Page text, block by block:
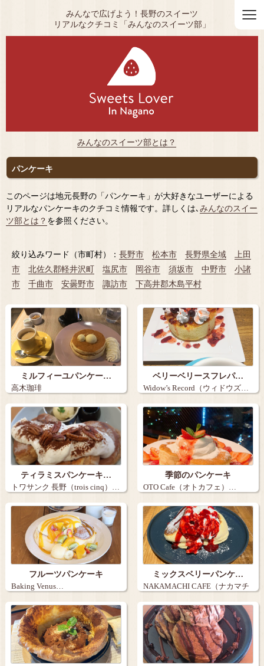
≡
みんなで広げよう！長野のスイーツ
リアルなクチコミ「みんなのスイーツ部」
みんなのスイーツ部とは？
パンケーキ
このページは地元長野の「パンケーキ」が大好きなユーザーによる
リアルなパンケーキのクチコミ情報です。詳しくは､ みんなのスイー
ツ部とは？ を参照ください。
絞り込みワード（市町村）： 長野市 松本市 長野県全域
上田
市
北佐久郡軽井沢町 塩尻市 岡谷市 須坂市 中野市
小諸
市
千曲市 安曇野市 諏訪市 下高井郡木島平村
ミルフィーユパンケー…
高木珈琲
ベリーベリースフレパ…
Widow’s Record（ウィドウズ…
ティラミスパンケーキ…
トワサンク 長野（trois cinq）…
季節のパンケーキ
OTO Cafe（オトカフェ）…
フルーツパンケーキ
Baking Venus…
ミックスベリーパンケ…
NAKAMACHI CAFE（ナカマチ
カ…